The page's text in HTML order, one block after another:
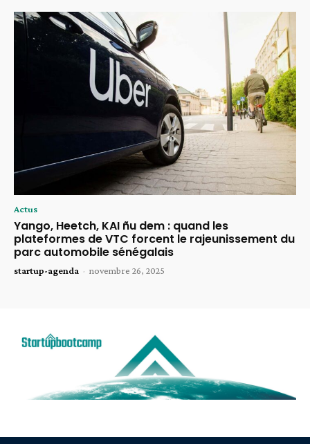
Actus
Yango, Heetch, KAI ñu dem : quand les
plateformes de VTC forcent le rajeunissement du
parc automobile sénégalais
startup-agenda - novembre 26, 2025